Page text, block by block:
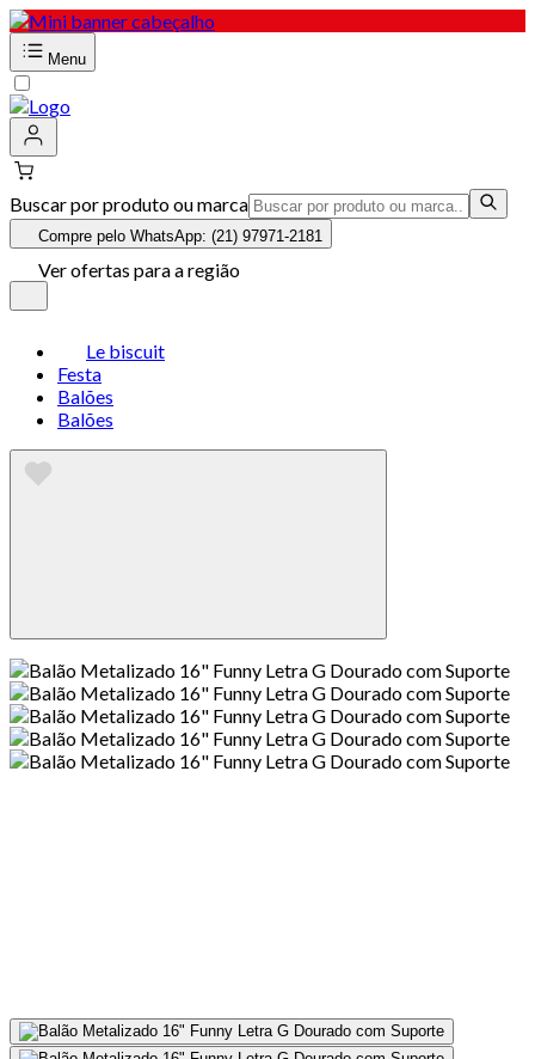
Menu
Buscar por produto ou marca
Compre pelo WhatsApp: (21) 97971-2181
Ver ofertas para a região
Le biscuit
Festa
Balões
Balões